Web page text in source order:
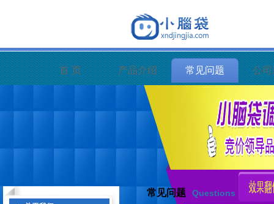
首 页 产品介绍 常见问题 公
常见问题 Questions